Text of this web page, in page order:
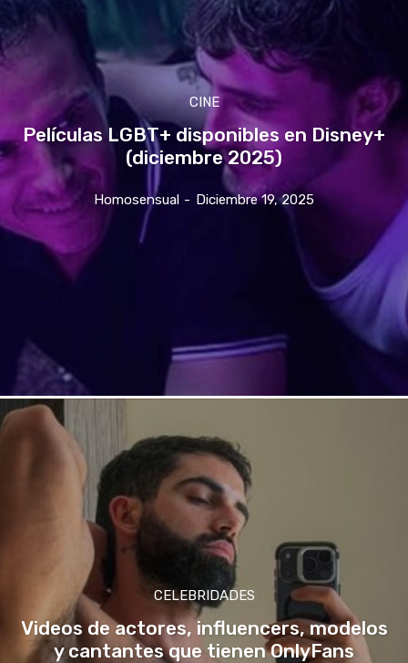
CINE
Películas LGBT+ disponibles en Disney+
(diciembre 2025)
Homosensual - Diciembre 19, 2025
CELEBRIDADES
Videos de actores, influencers, modelos
y cantantes que tienen OnlyFans